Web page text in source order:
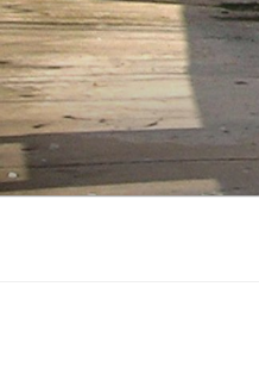
Zum
Inhalt
springen